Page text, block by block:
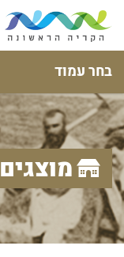
בחר עמוד
מוצגים